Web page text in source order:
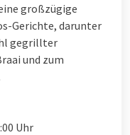
großzügige
Gerichte, darunter
gegrillter
und zum
Uhr